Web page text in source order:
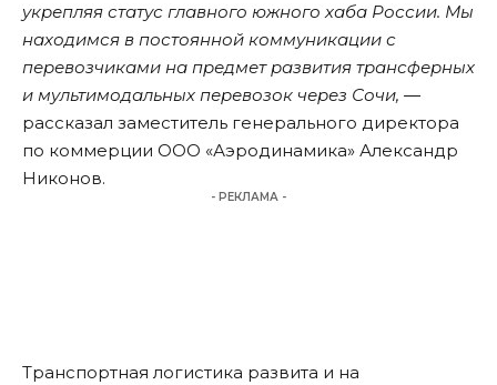
укрепляя статус главного южного хаба России. Мы
находимся в постоянной коммуникации с
перевозчиками на предмет развития трансферных
и мультимодальных перевозок через Сочи, ―
рассказал заместитель генерального директора
по коммерции ООО «Аэродинамика» Александр
Никонов.
- РЕКЛАМА -
Транспортная логистика развита и на